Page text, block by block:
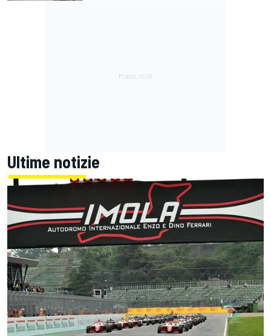
Ultime notizie